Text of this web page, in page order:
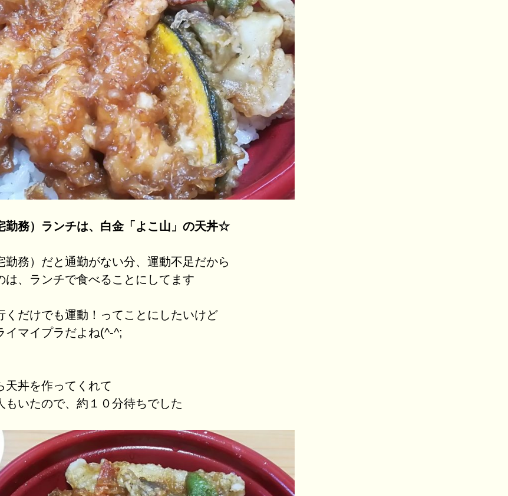
勤務）ランチは、白金「よこ山」の天丼☆
勤務）だと通勤がない分、運動不足だから
は、ランチで食べることにしてます
くだけでも運動！ってことにしたいけど
イマイプラだよね(^-^;
天丼を作ってくれて
もいたので、約１０分待ちでした